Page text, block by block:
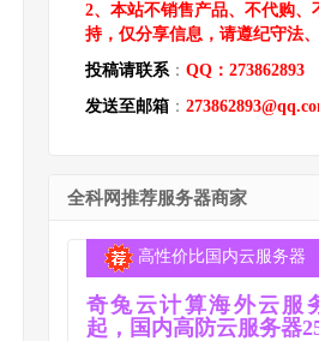
2、本站不销售产品、不代购、
持，仅分享信息，请遵纪守法
投稿请联系： QQ：273862893
发送至邮箱 ：
全科网推荐服务器商家
高性价比国内云服务器
奇兔云计算海外云服
起，国内高防云服务器